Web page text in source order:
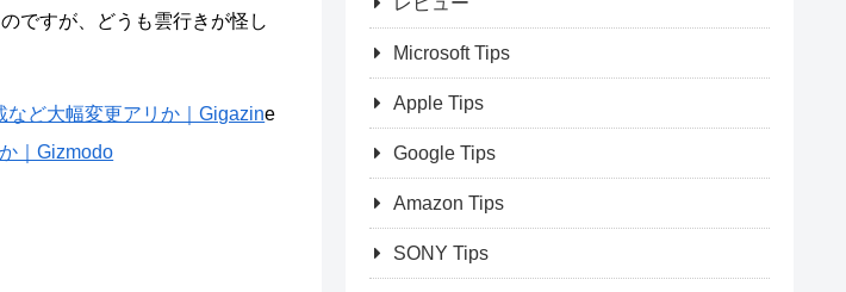
ですが、どうも雲行きが怪し
ど大幅変更アリか｜Gigazine
｜Gizmodo
Microsoft Tips
Apple Tips
Google Tips
Amazon Tips
SONY Tips